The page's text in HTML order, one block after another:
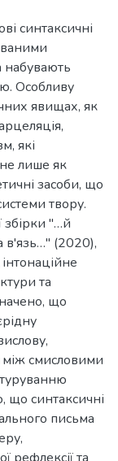
синтаксичні
набувають
Особливу
явищах, як
які
лише як
засоби, що
твору.
збірки "…й
в'язь…" (2020),
та
що
між смисловими
що синтаксичні
письма